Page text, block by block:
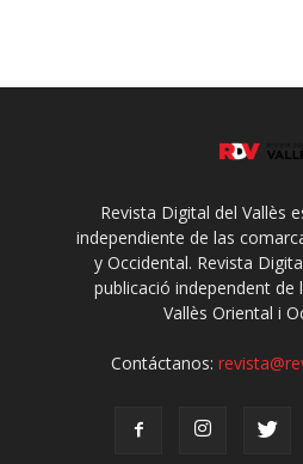
Revista Digital del Vallès
independiente de las
y Occidental. Revista
publicació independent de
Vallès Oriental i
Contáctanos: